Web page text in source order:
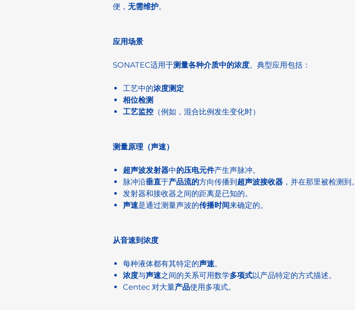
便， 无需维护。
应用场景
SONATEC适用于测量各种介质中的浓度。典型应用包括：
工艺中的浓度测定
相位检测
工艺监控 （例如，混合比例发生变化时）
测量原理（声速）
超声波发射器中的压电元件产生声脉冲。
脉冲沿垂直于产品流的方向传播到超声波接收器 ，并在那里被检测到。
发射器和接收器之间的距离是已知的。
声速是通过测量声波的传播时间来确定的。
从音速到浓度
每种液体都有其特定的声速。
浓度与声速之间的关系可用数学多项式以产品特定的方式描述。
Centec 对大量产品使用多项式。